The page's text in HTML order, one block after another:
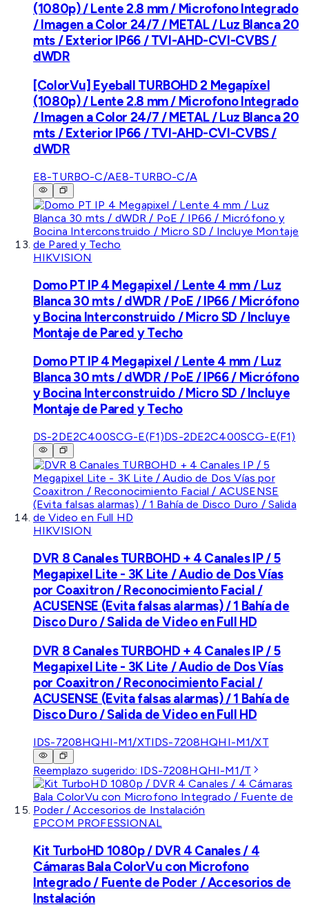
(1080p) / Lente 2.8 mm / Microfono Integrado
/ Imagen a Color 24/7 / METAL / Luz Blanca 20
mts / Exterior IP66 / TVI-AHD-CVI-CVBS /
dWDR
[ColorVu] Eyeball TURBOHD 2 Megapíxel
(1080p) / Lente 2.8 mm / Microfono Integrado
/ Imagen a Color 24/7 / METAL / Luz Blanca 20
mts / Exterior IP66 / TVI-AHD-CVI-CVBS /
dWDR
E8-TURBO-C/AE8-TURBO-C/A
HIKVISION
Domo PT IP 4 Megapixel / Lente 4 mm / Luz
Blanca 30 mts / dWDR / PoE / IP66 / Micrófono
y Bocina Interconstruido / Micro SD / Incluye
Montaje de Pared y Techo
Domo PT IP 4 Megapixel / Lente 4 mm / Luz
Blanca 30 mts / dWDR / PoE / IP66 / Micrófono
y Bocina Interconstruido / Micro SD / Incluye
Montaje de Pared y Techo
DS-2DE2C400SCG-E(F1)DS-2DE2C400SCG-E(F1)
HIKVISION
DVR 8 Canales TURBOHD + 4 Canales IP / 5
Megapixel Lite - 3K Lite / Audio de Dos Vías
por Coaxitron / Reconocimiento Facial /
ACUSENSE (Evita falsas alarmas) / 1 Bahía de
Disco Duro / Salida de Video en Full HD
DVR 8 Canales TURBOHD + 4 Canales IP / 5
Megapixel Lite - 3K Lite / Audio de Dos Vías
por Coaxitron / Reconocimiento Facial /
ACUSENSE (Evita falsas alarmas) / 1 Bahía de
Disco Duro / Salida de Video en Full HD
IDS-7208HQHI-M1/XTIDS-7208HQHI-M1/XT
Reemplazo sugerido: IDS-7208HQHI-M1/T
EPCOM PROFESSIONAL
Kit TurboHD 1080p / DVR 4 Canales / 4
Cámaras Bala ColorVu con Microfono
Integrado / Fuente de Poder / Accesorios de
Instalación